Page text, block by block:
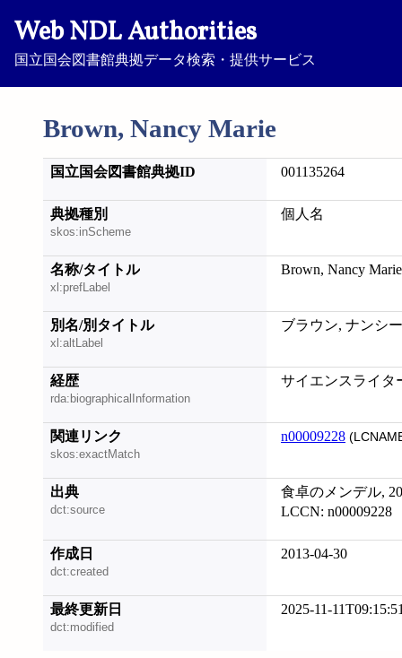
Web NDL Authorities
国立国会図書館典拠データ検索・提供サービス
Brown, Nancy Marie
国立国会図書館典拠ID 001135264
典拠種別
skos:inScheme
個人名
名称/タイトル
xl:prefLabel
Brown, Nancy Marie
別名/別タイトル
xl:altLabel
ブラウン, ナンシ
経歴
rda:biographicalInformation
サイエンスライタ
関連リンク
skos:exactMatch
n00009228
出典
dct:source
食卓のメンデル,
LCCN: n00009228
作成日
dct:created
2013-04-30
最終更新日
dct:modified
2025-11-